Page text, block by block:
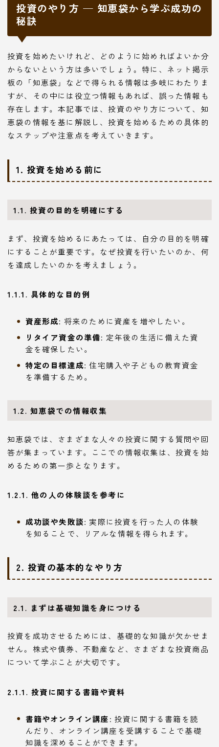
投資のやり方 — 知恵袋から学ぶ成功の
秘訣
投資を始めたいけれど、どのように始めればよいか分
からないという方は多いでしょう。特に、ネット掲示
板の「知恵袋」などで得られる情報は多岐にわたりま
すが、その中には役立つ情報もあれば、誤った情報も
存在します。本記事では、投資のやり方について、知
恵袋の情報を基に解説し、投資を始めるための具体的
なステップや注意点を考えていきます。
1. 投資を始める前に
1.1. 投資の目的を明確にする
まず、投資を始めるにあたっては、自分の目的を明確
にすることが重要です。なぜ投資を行いたいのか、何
を達成したいのかを考えましょう。
1.1.1. 具体的な目的例
資産形成: 将来のために資産を増やしたい。
リタイア資金の準備: 定年後の生活に備えた資
金を確保したい。
特定の目標達成: 住宅購入や子どもの教育資金
を準備するため。
1.2. 知恵袋での情報収集
知恵袋では、さまざまな人々の投資に関する質問や回
答が集まっています。ここでの情報収集は、投資を始
めるための第一歩となります。
1.2.1. 他の人の体験談を参考に
成功談や失敗談: 実際に投資を行った人の体験
を知ることで、リアルな情報を得られます。
2. 投資の基本的なやり方
2.1. まずは基礎知識を身につける
投資を成功させるためには、基礎的な知識が欠かせま
せん。株式や債券、不動産など、さまざまな投資商品
について学ぶことが大切です。
2.1.1. 投資に関する書籍や資料
書籍やオンライン講座: 投資に関する書籍を読
んだり、オンライン講座を受講することで基礎
知識を深めることができます。